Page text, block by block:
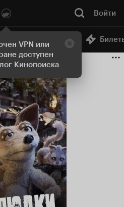
VPN или
доступен
Кинопоиска
Войти
Онлайн-кинотеатр